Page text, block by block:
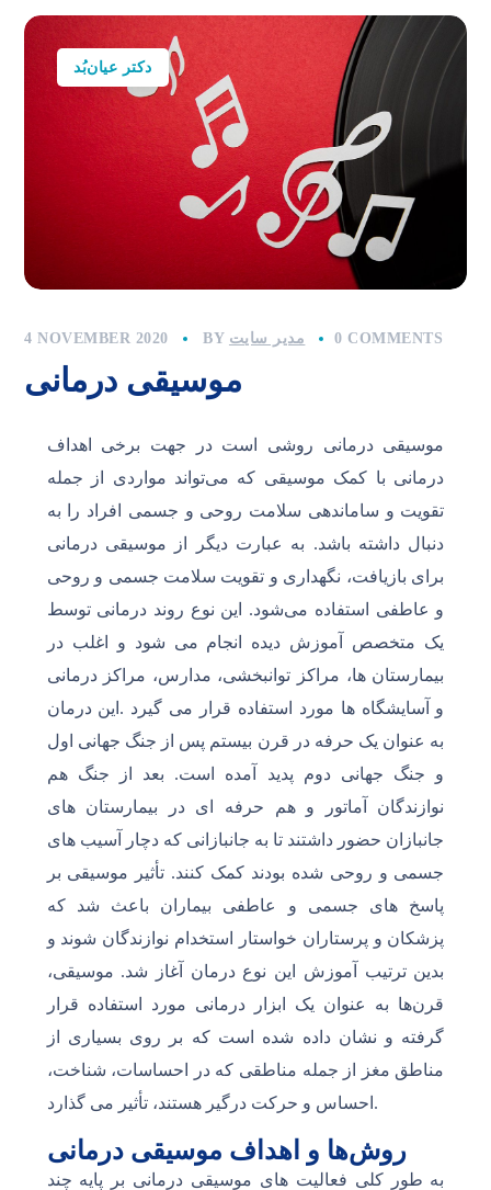
دکتر عیان‌بُد
4 NOVEMBER 2020 BY مدیر سایت 0 COMMENTS
موسیقی درمانی
موسیقی درمانی روشی است در جهت برخی اهداف
درمانی با کمک موسیقی که می‌تواند مواردی از جمله
تقویت و ساماندهی سلامت روحی و جسمی افراد را به
دنبال داشته باشد. به عبارت دیگر از موسیقی درمانی
برای بازیافت، نگهداری و تقویت سلامت جسمی و روحی
و عاطفی استفاده می‌شود. این نوع روند درمانی توسط
یک متخصص آموزش دیده انجام می شود و اغلب در
بیمارستان ها، مراکز توانبخشی، مدارس، مراکز درمانی
و آسایشگاه ها مورد استفاده قرار می گیرد .این درمان
به عنوان یک حرفه در قرن بیستم پس از جنگ جهانی اول
و جنگ جهانی دوم پدید آمده است. بعد از جنگ هم
نوازندگان آماتور و هم حرفه ای در بیمارستان های
جانبازان حضور داشتند تا به جانبازانی که دچار آسیب های
جسمی و روحی شده بودند کمک کنند. تأثیر موسیقی بر
پاسخ های جسمی و عاطفی بیماران باعث شد که
پزشکان و پرستاران خواستار استخدام نوازندگان شوند و
بدین ترتیب آموزش این نوع درمان آغاز شد. موسیقی،
قرن‌ها به عنوان یک ابزار درمانی مورد استفاده قرار
گرفته و نشان داده شده است که بر روی بسیاری از
مناطق مغز از جمله مناطقی که در احساسات، شناخت،
احساس و حرکت درگیر هستند، تأثیر می گذارد.
روش‌ها و اهداف موسیقی درمانی
به طور کلی فعالیت های موسیقی درمانی بر پایه چند